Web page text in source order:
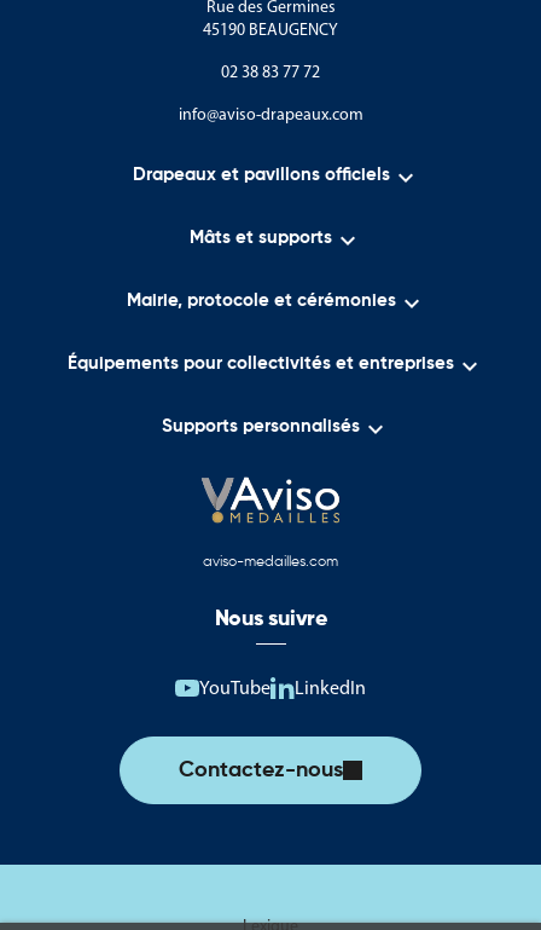
Rue des Germines
45190 BEAUGENCY
02 38 83 77 72
info@aviso-drapeaux.com
Drapeaux et pavillons officiels 
Mâts et supports 
Mairie, protocole et cérémonies 
Équipements pour collectivités et entreprises 
Supports personnalisés 
aviso-medailles.com
Nous suivre
YouTube LinkedIn
Contactez-nous
Lexique